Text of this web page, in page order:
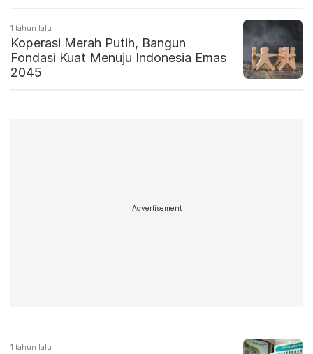
1 tahun lalu
Koperasi Merah Putih, Bangun
Fondasi Kuat Menuju Indonesia Emas
2045
Advertisement
1 tahun lalu